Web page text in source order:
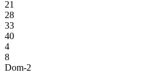
21
28
33
40
4
8
Dom-2